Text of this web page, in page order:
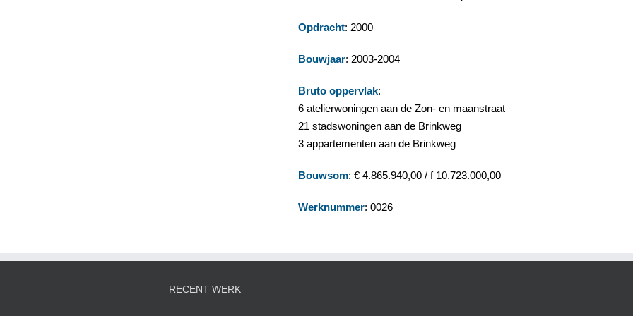
Opdracht: 2000
Bouwjaar: 2003-2004
Bruto oppervlak:
6 atelierwoningen aan de Zon- en maanstraat
21 stadswoningen aan de Brinkweg
3 appartementen aan de Brinkweg
Bouwsom: € 4.865.940,00 / f 10.723.000,00
Werknummer: 0026
RECENT WERK